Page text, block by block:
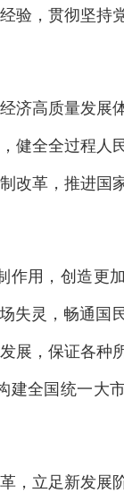
，贯彻坚持
高质量发展
健全全过程人
改革，推进国
用，创造更
失灵，畅通国
展，保证各种
全国统一大
立足新发展